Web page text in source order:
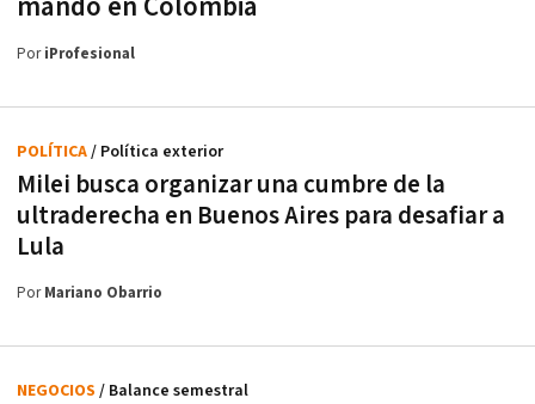
mando en Colombia
PoriProfesional
Milei busca organizar una cumbre de la
ultraderecha en Buenos Aires para desafiar a
Lula
POLÍTICA/ Política exterior
PorMariano Obarrio
NEGOCIOS / Balance semestral